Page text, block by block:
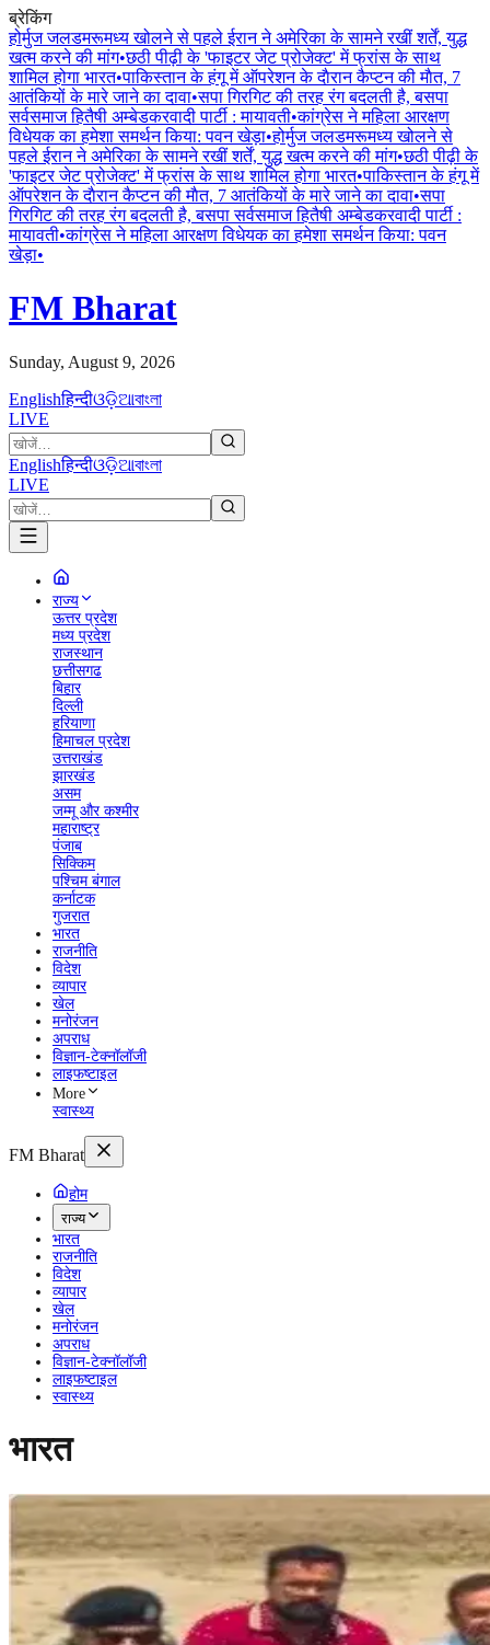
ब्रेकिंग
होर्मुज जलडमरूमध्य खोलने से पहले ईरान ने अमेरिका के सामने रखीं शर्तें, युद्ध
खत्म करने की मांग•छठी पीढ़ी के 'फाइटर जेट प्रोजेक्ट' में फ्रांस के साथ
शामिल होगा भारत•पाकिस्तान के हंगू में ऑपरेशन के दाैरान कैप्टन की माैत, 7
आतंकियों के मारे जाने का दावा•सपा गिरगिट की तरह रंग बदलती है, बसपा
सर्वसमाज हितैषी अम्बेडकरवादी पार्टी : मायावती•कांग्रेस ने महिला आरक्षण
विधेयक का हमेशा समर्थन किया: पवन खेड़ा•होर्मुज जलडमरूमध्य खोलने से
पहले ईरान ने अमेरिका के सामने रखीं शर्तें, युद्ध खत्म करने की मांग•छठी पीढ़ी के
'फाइटर जेट प्रोजेक्ट' में फ्रांस के साथ शामिल होगा भारत•पाकिस्तान के हंगू में
ऑपरेशन के दाैरान कैप्टन की माैत, 7 आतंकियों के मारे जाने का दावा•सपा
गिरगिट की तरह रंग बदलती है, बसपा सर्वसमाज हितैषी अम्बेडकरवादी पार्टी :
मायावती•कांग्रेस ने महिला आरक्षण विधेयक का हमेशा समर्थन किया: पवन
खेड़ा•
FM Bharat
Sunday, August 9, 2026
Englishहिन्दीଓଡ଼ିଆবাংলা
LIVE
Englishहिन्दीଓଡ଼ିଆবাংলা
LIVE
राज्य
ऊत्तर प्रदेश
मध्य प्रदेश
राजस्थान
छत्तीसगढ
बिहार
दिल्ली
हरियाणा
हिमाचल प्रदेश
उत्तराखंड
झारखंड
असम
जम्मू और कश्मीर
महाराष्ट्र
पंजाब
सिक्किम
पश्चिम बंगाल
कर्नाटक
गुजरात
भारत
राजनीति
विदेश
व्यापार
खेल
मनोरंजन
अपराध
विज्ञान-टेक्नॉलॉजी
लाइफष्टाइल
More
स्वास्थ्य
FM Bharat
होम
राज्य
भारत
राजनीति
विदेश
व्यापार
खेल
मनोरंजन
अपराध
विज्ञान-टेक्नॉलॉजी
लाइफष्टाइल
स्वास्थ्य
भारत